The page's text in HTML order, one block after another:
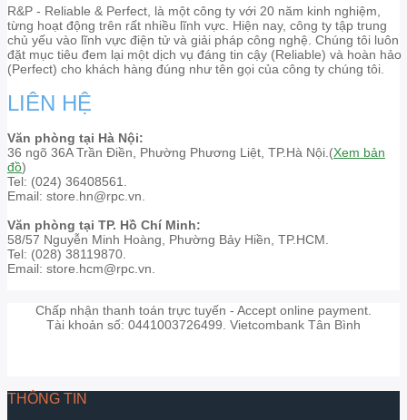
R&P - Reliable & Perfect, là một công ty với 20 năm kinh nghiệm,
từng hoạt động trên rất nhiều lĩnh vực. Hiện nay, công ty tập trung
chủ yếu vào lĩnh vực điện tử và giải pháp công nghệ. Chúng tôi luôn
đặt mục tiêu đem lại một dịch vụ đáng tin cậy (Reliable) và hoàn hảo
(Perfect) cho khách hàng đúng như tên gọi của công ty chúng tôi.
LIÊN HỆ
Văn phòng tại Hà Nội:
36 ngõ 36A Trần Điền, Phường Phương Liệt, TP.Hà Nội.(Xem bản
đồ)
Tel: (024) 36408561.
Email: store.hn@rpc.vn.
Văn phòng tại TP. Hồ Chí Minh:
58/57 Nguyễn Minh Hoàng, Phường Bảy Hiền, TP.HCM.
Tel: (028) 38119870.
Email: store.hcm@rpc.vn.
Chấp nhận thanh toán trực tuyến - Accept online payment.
Tài khoản số: 0441003726499. Vietcombank Tân Bình
THÔNG TIN